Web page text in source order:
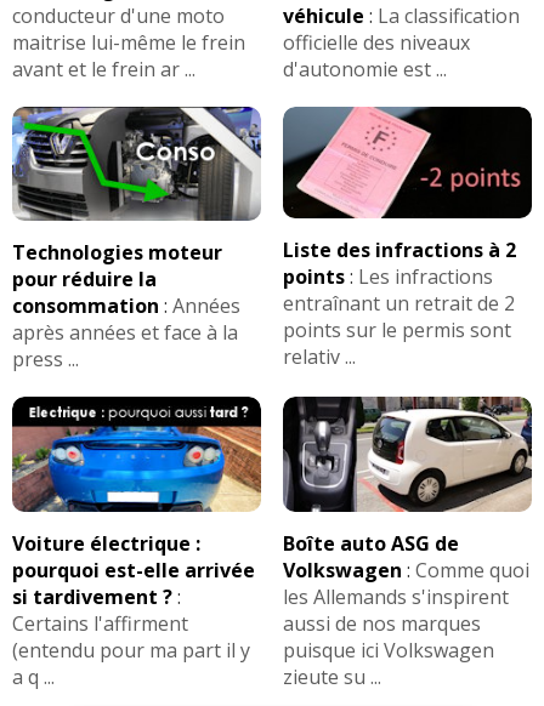
conducteur d'une moto
maitrise lui-même le frein
avant et le frein ar ...
véhicule : La classification
officielle des niveaux
d'autonomie est ...
Technologies moteur
pour réduire la
consommation : Années
après années et face à la
press ...
Liste des infractions à 2
points: Les infractions
entraînant un retrait de 2
points sur le permis sont
relativ ...
Voiture électrique :
pourquoi est-elle arrivée
si tardivement ?:
Certains l'affirment
(entendu pour ma part il y
a q ...
Boîte auto ASG de
Volkswagen : Comme quoi
les Allemands s'inspirent
aussi de nos marques
puisque ici Volkswagen
zieute su ...